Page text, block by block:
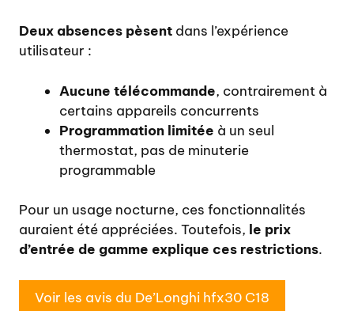
Deux absences pèsent dans l’expérience
utilisateur :
Aucune télécommande, contrairement à
certains appareils concurrents
Programmation limitée à un seul
thermostat, pas de minuterie
programmable
Pour un usage nocturne, ces fonctionnalités
auraient été appréciées. Toutefois, le prix
d’entrée de gamme explique ces restrictions.
Voir les avis du De’Longhi hfx30 C18